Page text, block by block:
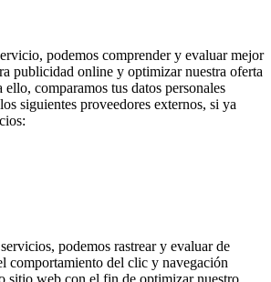
podemos comprender y evaluar mejor
publicidad online y optimizar nuestra oferta
comparamos tus datos personales
siguientes proveedores externos, si ya
podemos rastrear y evaluar de
comportamiento del clic y navegación
sitio web con el fin de optimizar nuestro